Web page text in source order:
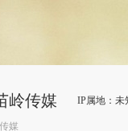
岭传媒 IP属地：未
媒